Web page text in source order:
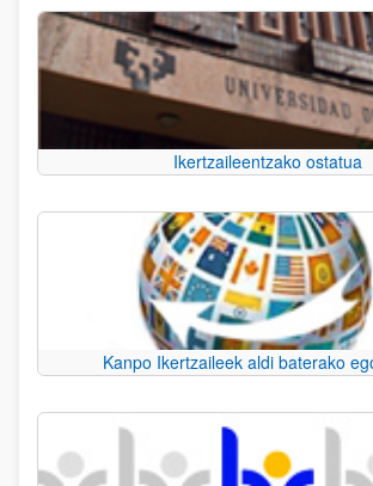
Ikertzaileentzako ostatua
Kanpo Ikertzaileek aldi baterako